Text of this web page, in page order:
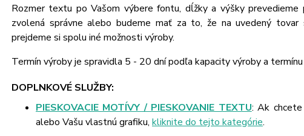
Rozmer textu po Vašom výbere fontu, dĺžky a výšky
zvolená správne alebo budeme mať za to, že na uvedený
prejdeme si spolu iné možnosti výroby.
Termín výroby je spravidla 5 - 20 dní podľa kapacity výroby a termínu
DOPLNKOVÉ SLUŽBY:
PIESKOVACIE MOTÍVY / PIESKOVANIE TEXTU: Ak
alebo Vašu vlastnú grafiku, kliknite do tejto kategórie.